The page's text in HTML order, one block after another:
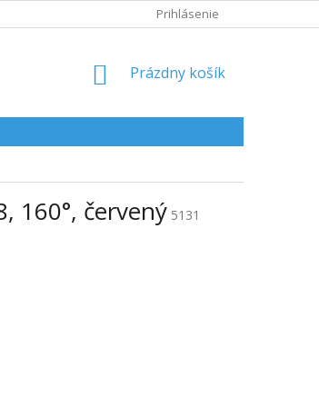
Prihlásenie
NÁKUPNÝ
Prázdny košík
160°, červený 5131